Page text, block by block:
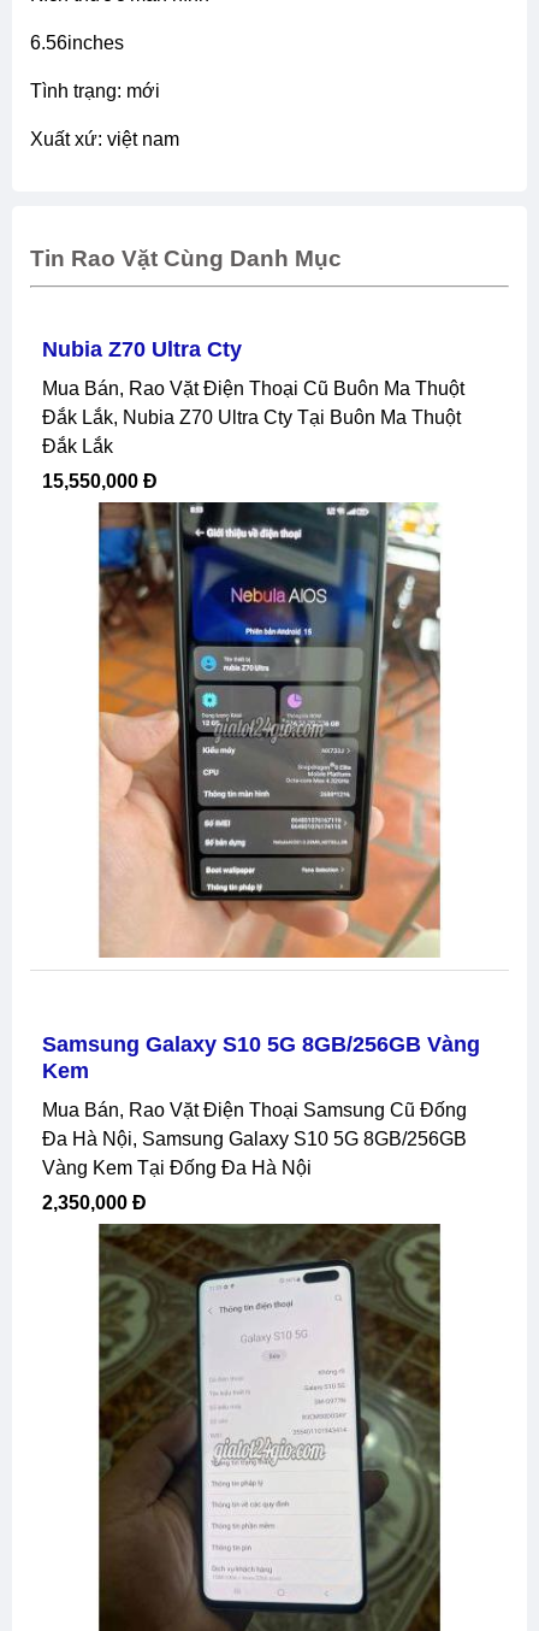
6.56inches
tình trạng: mới
xuất xứ: việt nam
Tin Rao Vặt Cùng Danh Mục
Nubia Z70 Ultra Cty
Mua Bán, Rao Vặt Điện Thoại Cũ Buôn Ma Thuột
Đắk Lắk, Nubia Z70 Ultra Cty Tại Buôn Ma Thuột
Đắk Lắk
15,550,000 Đ
Samsung Galaxy S10 5G 8GB/256GB Vàng
Kem
Mua Bán, Rao Vặt Điện Thoại Samsung Cũ Đống
Đa Hà Nội, Samsung Galaxy S10 5G 8GB/256GB
Vàng Kem Tại Đống Đa Hà Nội
2,350,000 Đ